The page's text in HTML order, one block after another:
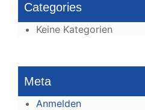
Categories
Keine Kategorien
Meta
Anmelden